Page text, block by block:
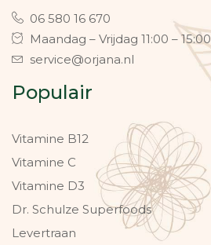
06 580 16 670
Maandag – Vrijdag 11:00 – 15:00
service@orjana.nl
Populair
Vitamine B12
Vitamine C
Vitamine D3
Dr. Schulze Superfoods
Levertraan